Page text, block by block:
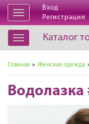
Открыть
навигацию
Вход
Регистрация
Открыть
навигацию
Каталог
Главная » Женская одежда
Водолазка